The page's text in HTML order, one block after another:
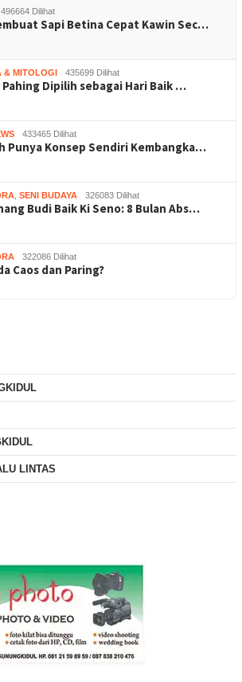
496664 Dilihat
Sapi Betina Cepat Kawin Sec…
& MITOLOGI 435699 Dilihat
Pahing Dipilih sebagai Hari Baik …
433465 Dilihat
Punya Konsep Sendiri Kembangka…
SENI BUDAYA 326083 Dilihat
Budi Baik Ki Seno: 8 Bulan Abs…
322086 Dilihat
Caos dan Paring?
LINTAS